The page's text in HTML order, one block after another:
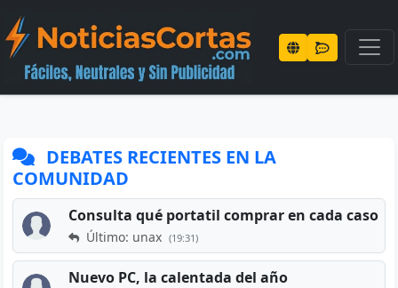
DEBATES RECIENTES EN LA
COMUNIDAD
Consulta qué portatil comprar en cada caso
Último: unax (19:31)
Nuevo PC, la calentada del año